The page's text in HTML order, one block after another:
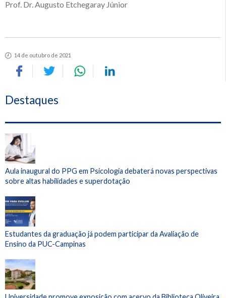
Prof. Dr. Augusto Etchegaray Júnior
14 de outubro de 2021
Destaques
Aula inaugural do PPG em Psicologia debaterá novas perspectivas
sobre altas habilidades e superdotação
Estudantes da graduação já podem participar da Avaliação de
Ensino da PUC-Campinas